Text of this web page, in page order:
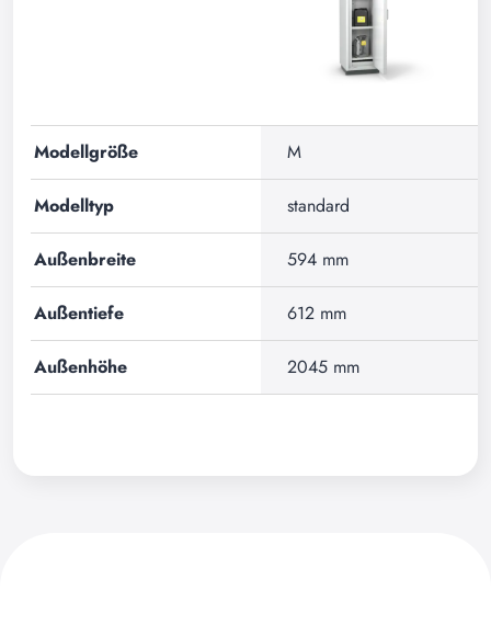
Modellgröße M
Modelltyp standard
Außenbreite 594 mm
Außentiefe 612 mm
Außenhöhe 2045 mm